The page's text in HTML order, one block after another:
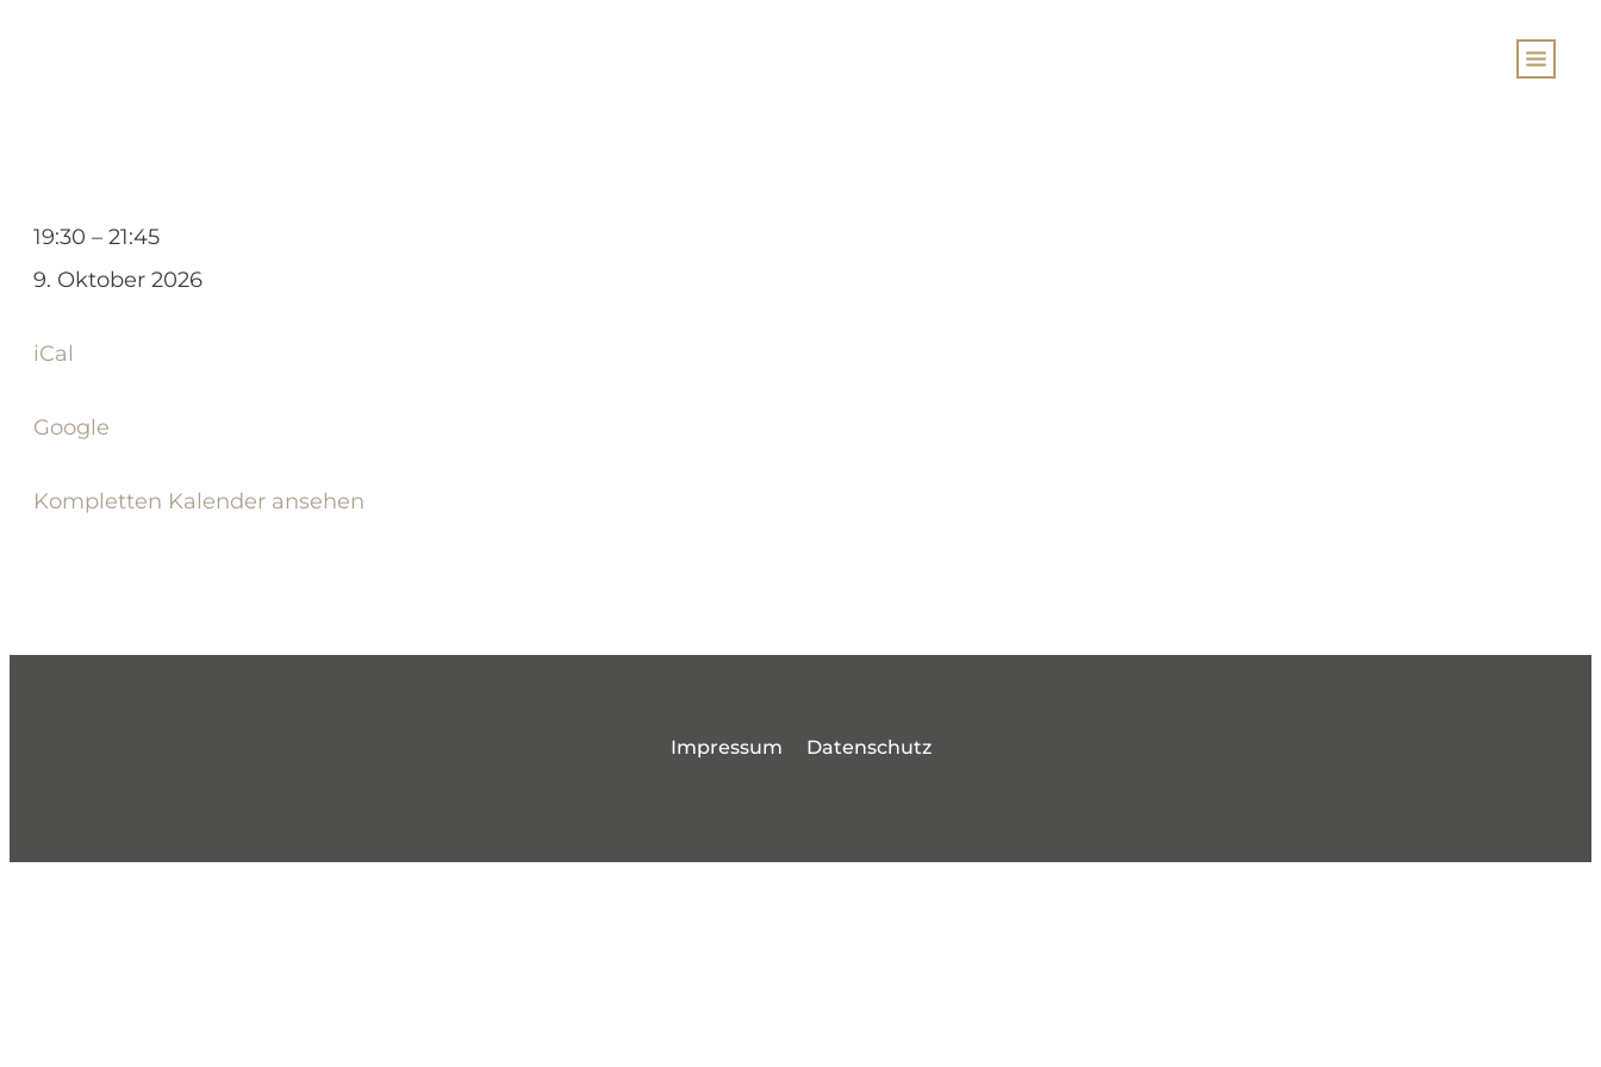
Sång-
Projekt
4
19:30 – 21:45
9. Oktober 2026
iCal
Google
Kompletten Kalender ansehen
Impressum Datenschutz